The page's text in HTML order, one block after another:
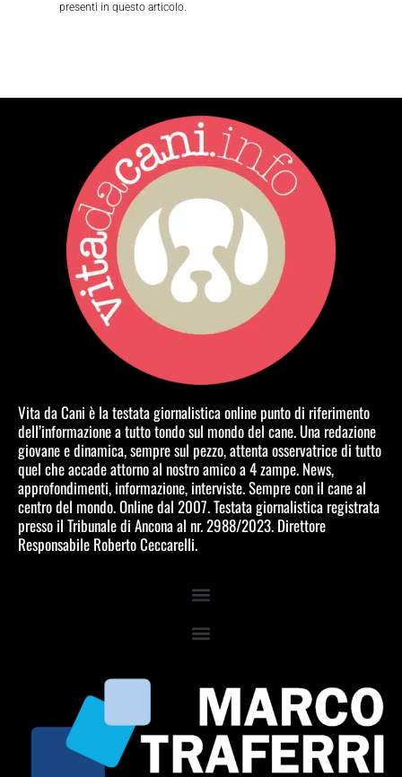
presenti in questo articolo.
Vita da Cani è la testata giornalistica online punto di riferimento
dell’informazione a tutto tondo sul mondo del cane. Una redazione
giovane e dinamica, sempre sul pezzo, attenta osservatrice di tutto
quel che accade attorno al nostro amico a 4 zampe. News,
approfondimenti, informazione, interviste. Sempre con il cane al
centro del mondo. Online dal 2007. Testata giornalistica registrata
presso il Tribunale di Ancona al nr. 2988/2023. Direttore
Responsabile Roberto Ceccarelli.